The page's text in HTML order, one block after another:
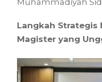
Muhammadiyah
Langkah Strategis
Magister yang